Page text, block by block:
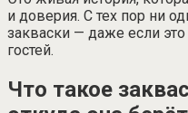
и доверия. С тех пор ни
закваски — даже если
гостей.
Что такое